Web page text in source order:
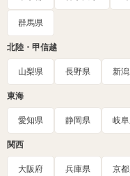
群馬県
北陸・甲信越
山梨県 長野県 新
東海
愛知県 静岡県 岐
関西
大阪府 兵庫県 京